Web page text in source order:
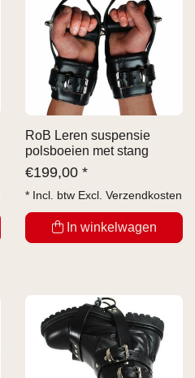
RoB Leren suspensie
polsboeien met stang
€199,00 *
* Incl. btw Excl. Verzendkosten
In winkelwagen